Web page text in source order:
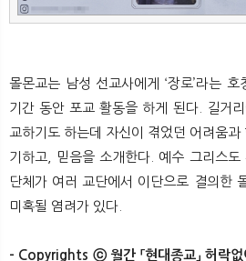
몰몬교는 남성 선교사에게 ‘장로’라는
기간 동안 포교 활동을 하게 된다. 길거
교하기도 하는데 자신이 겪었던 어려움
기하고, 믿음을 소개한다. 예수 그리스도
단체가 여러 교단에서 이단으로 결의한
미혹될 염려가 있다.
- Copyrights ⓒ 월간 「현대종교」 허락